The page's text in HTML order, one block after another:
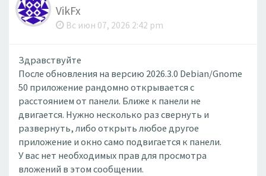
VikFx
Вс июн 07, 2026 2:42 pm
Здравствуйте
После обновления на версию 2026.3.0 Debian/Gnome
50 приложение рандомно открывается с
расстоянием от панели. Ближе к панели не
двигается. Нужно несколько раз свернуть и
развернуть, либо открыть любое другое
приложение и окно само подвигается к панели.
У вас нет необходимых прав для просмотра
вложений в этом сообщении.